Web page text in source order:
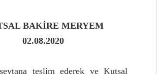
BAKİRE MERYEM
02.08.2020
teslim ederek ve Kutsal